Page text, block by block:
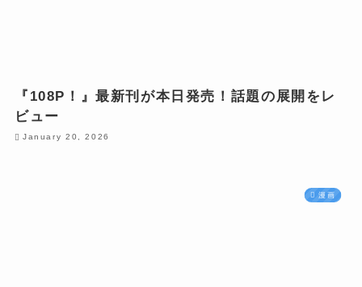
『108P！』最新刊が本日発売！話題の展開をレ
ビュー
January 20, 2026
漫画